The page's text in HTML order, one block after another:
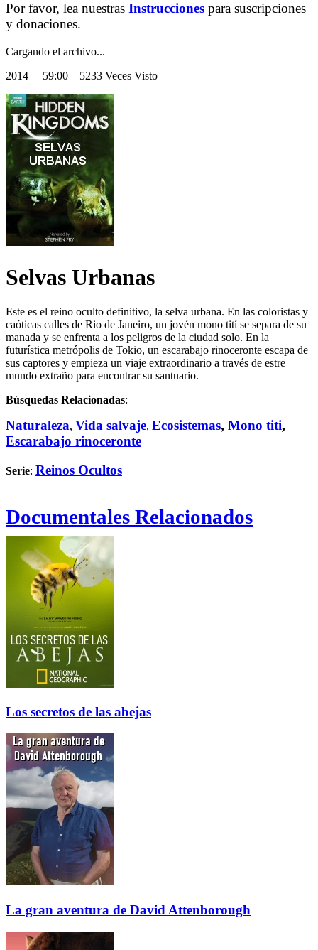
Por favor, lea nuestras Instrucciones para suscripciones
y donaciones.
Cargando el archivo...
2014 59:00 5233 Veces Visto
Selvas Urbanas
Este es el reino oculto definitivo, la selva urbana. En las coloristas y
caóticas calles de Rio de Janeiro, un jovén mono tití se separa de su
manada y se enfrenta a los peligros de la ciudad solo. En la
futurística metrópolis de Tokio, un escarabajo rinoceronte escapa de
sus captores y empieza un viaje extraordinario a través de estre
mundo extraño para encontrar su santuario.
Búsquedas Relacionadas:
Naturaleza, Vida salvaje, Ecosistemas, Mono titi,
Escarabajo rinoceronte
Serie: Reinos Ocultos
Documentales Relacionados
Los secretos de las abejas
La gran aventura de David Attenborough